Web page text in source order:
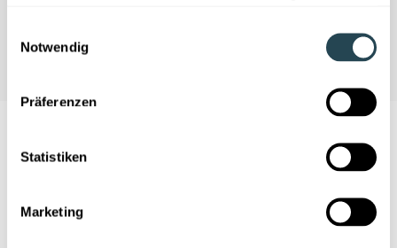
Notwendig
Präferenzen
Statistiken
Marketing
Verpassen Sie nicht, was die